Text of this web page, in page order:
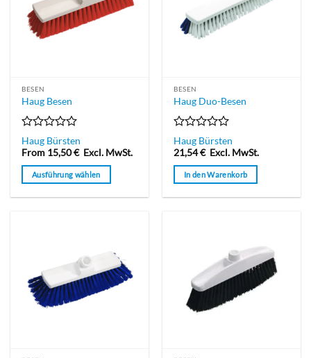
BESEN
Haug Besen
Bewertet
mit
0
von
5
Haug Bürsten
From 15,50€ Excl. MwSt.
Ausführung wählen
Die
Optionen
können
BESEN
Haug Duo-Besen
Bewertet
mit
0
von
5
Haug Bürsten
21,54€ Excl. MwSt.
In den Warenkorb